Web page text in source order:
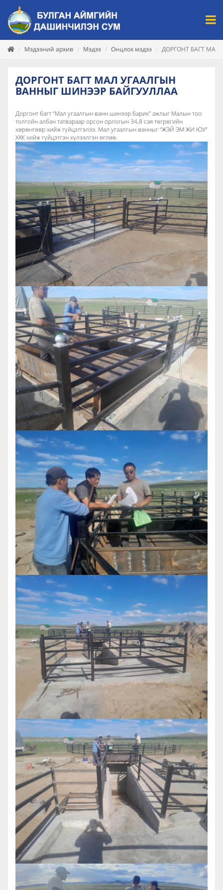
Мэдээний архив Мэдээ Онцлох мэдээ ДОРГОНТ БАГТ
ДОРГОНТ БАГТ МАЛ УГААЛГЫН
ВАННЫГ ШИНЭЭР БАЙГУУЛЛАА
Доргонт багт “Мал угаалгын ванн шинээр барих” ажлыг Малын тоо
толгойн албан татвараар орсон орлогын 34,8 сая төгрөгийн
хөрөнгөөр хийж гүйцэтгэлээ. Мал угаалгын ванныг “ЖЭЙ ЭМ ЖИ ЮУ”
ХХК хийж гүйцэтгэн хүлээлгэн өглөө.